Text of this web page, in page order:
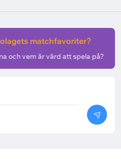
matchfavoriter?
och vem är värd att spela på?